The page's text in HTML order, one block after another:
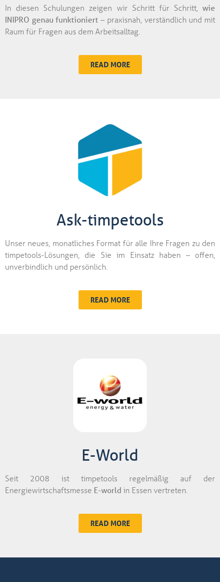
In diesen Schulungen zeigen wir Schritt für Schritt, wie
INIPRO genau funktioniert – praxisnah, verständlich und mit
Raum für Fragen aus dem Arbeitsalltag.
READ MORE
Ask-timpetools
Unser neues, monatliches Format für alle Ihre Fragen zu den
timpetools-Lösungen, die Sie im Einsatz haben – offen,
unverbindlich und persönlich.
READ MORE
E-World
Seit 2008 ist timpetools regelmäßig auf der
Energiewirtschaftsmesse E-world in Essen vertreten.
READ MORE